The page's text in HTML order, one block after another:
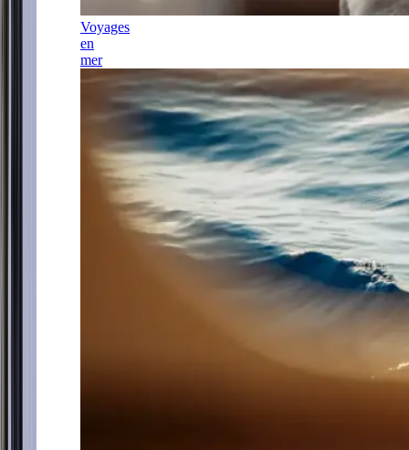
Voyages
en
mer